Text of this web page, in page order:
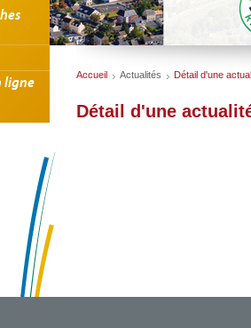
ligne
Accueil Actualités Détail d'une
Détail d'une